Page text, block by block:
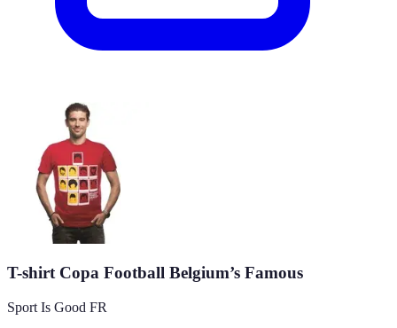
T-shirt Copa Football Belgium’s Famous
Sport Is Good FR